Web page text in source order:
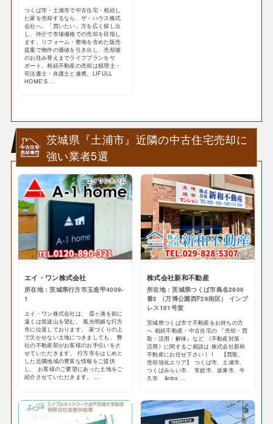
つくば市・土浦市で中古住宅・相続し
た家を売却するなら、ザ・ハウス株式
会社へ。「買いたい」方を広く探し出
し、仲介で市場価格での売却を目指し
ます。リフォーム・整地を含めた販売
提案で物件の価値を引き出し、売却後
のお住み替えまでライフプランをサ
ポート。相続不動産の売却は税理士・
司法書士・弁護士と連携。LIFULL
HOME'S ...
茨城県『土浦市』近隣の中古住宅売却に
強い業者5選
エイ・ワン株式会社
所在地：茨城県行方市玉造甲4009-
1
エイ・ワン株式会社は、 霞ヶ浦を前に
遠くは筑波山を望む、 風光明媚な行方
市に位置しております。 家づくりの上
で欠かせない土地につきましても、 弊
社の不動産部がお客様のお手伝いをさ
せていただきます。 行方市をはじめと
した近隣地域の豊富な情報をご提供
し、 お客様のご要望にあった土地をご
紹介させていただきます。 ...
株式会社新和不動産
所在地：茨城県つくば市島名2900
番2 （万博公園西F26街区） インプ
レス101号室
茨城県つくば市で不動産をお持ちの方
へ 相続不動産・中古住宅の 『売却・買
取・活用・解体』など 《不動産対策・
活用》に関するご相談は 株式会社新和
不動産にお任せ下さい！！ 【買取、
売却強化エリア】 つくば市、土浦市、
つくばみらい市、 常総市、坂東市、牛
久市 &nbs ...